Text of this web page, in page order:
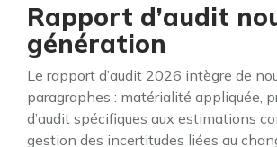
Rapport d’audit
génération
Le rapport d’audit 2026 intègre de
paragraphes : matérialité appliquée,
d’audit spécifiques aux estimations
gestion des incertitudes liées au